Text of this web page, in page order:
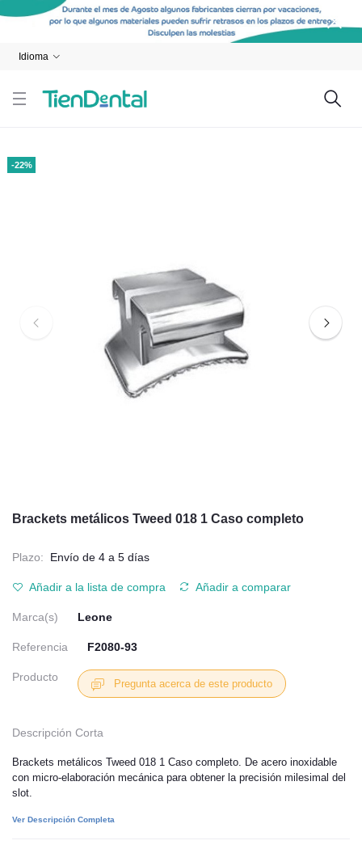
Idioma
-22%
Brackets metálicos Tweed 018 1 Caso completo
Plazo: Envío de 4 a 5 días
Añadir a la lista de compra Añadir a comparar
Marca(s) Leone
Referencia F2080-93
Producto
Pregunta acerca de este producto
Descripción Corta
Brackets metálicos Tweed 018 1 Caso completo. De acero inoxidable
con micro-elaboración mecánica para obtener la precisión milesimal del
slot.
Ver Descripción Completa